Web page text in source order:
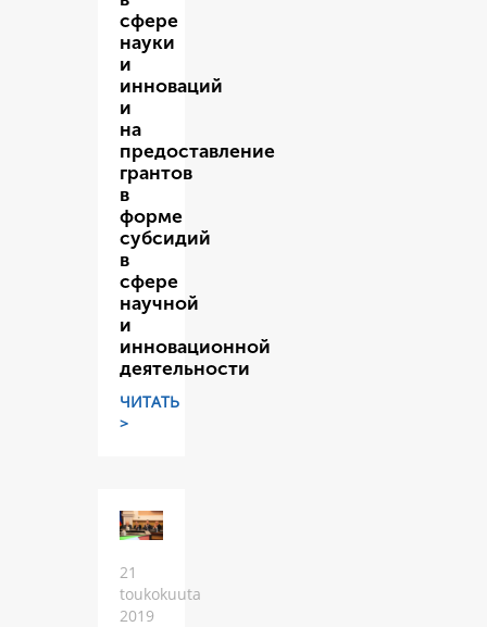
сфере
науки
и
инноваций
и
на
предоставление
грантов
в
форме
субсидий
в
сфере
научной
и
инновационной
деятельности
ЧИТАТЬ
>
21
toukokuuta
2019